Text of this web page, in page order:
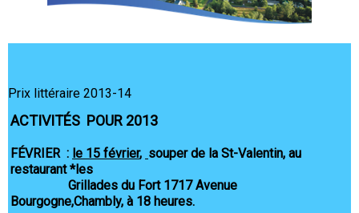
Prix littéraire 2013-14
ACTIVITÉS  POUR 2013
FÉVRIER : le 15 février, souper de la St-Valentin, au
restaurant *les
Grillades du Fort 1717 Avenue
Bourgogne,Chambly, à 18 heures.